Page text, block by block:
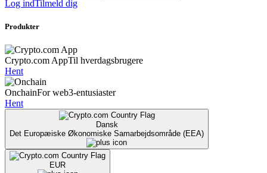
Log indTilmeld dig
Produkter
Crypto.com AppTil hverdagsbrugere
Hent
OnchainFor web3-entusiaster
Hent
Dansk
Det Europæiske Økonomiske Samarbejdsområde (EEA)
EUR